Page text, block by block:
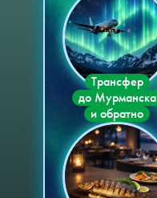
Трансфер
до Мурманска
и обратно